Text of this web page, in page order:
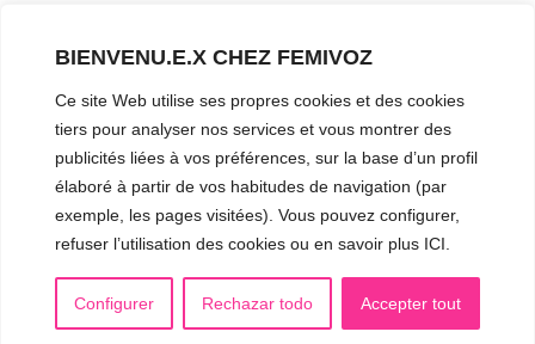
BIENVENU.E.X CHEZ FEMIVOZ
Ce site Web utilise ses propres cookies et des cookies
tiers pour analyser nos services et vous montrer des
publicités liées à vos préférences, sur la base d’un profil
élaboré à partir de vos habitudes de navigation (par
exemple, les pages visitées). Vous pouvez configurer,
refuser l’utilisation des cookies ou en savoir plus ICI.
Configurer Rechazar todo Accepter tout
▪️ Féminisation de la voix
▪️ Masculinisation de la voix
▪️ Neutralisation de la voix
▪️ Dualisation de la voix
▪️ Androgynisation de la voix
AUTRES SÉANCES
▪️ Voix virilisée par stéroïdes